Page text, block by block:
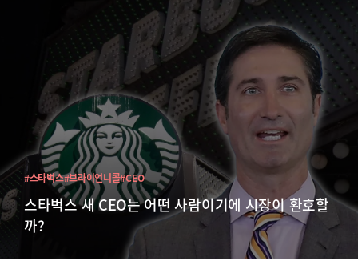
스타벅스 새 CEO는 어떤 사람이기에 시장이 환호할
까?
#스타벅스#브라이언니콜#CEO